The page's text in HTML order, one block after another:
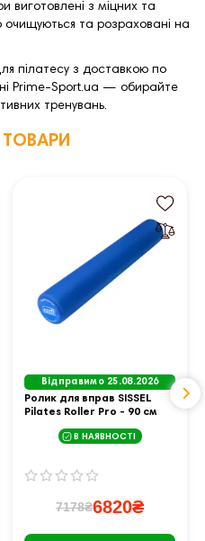
виготовлені з міцних та
очищуються та розраховані на
пілатесу з доставкою по
Prime-Sport.ua — обирайте
тренувань.
Відправимо 25.08.2026
Ролик для вправ SISSEL
Pilates Roller Pro - 90 cм
В НАЯВНОСТІ
7178₴6820₴